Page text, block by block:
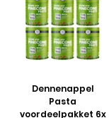
Dennenappel
Pasta
voordeelpakket 6x